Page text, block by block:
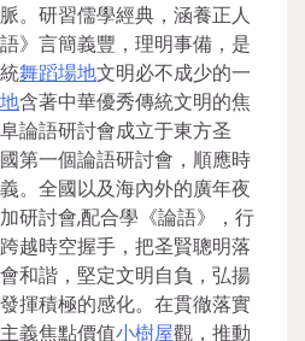
。研習儒學經典，涵養正人
》言簡義豐，理明事備，是
舞蹈場地文明必不成少的一
含著中華優秀傳統文明的焦
論語研討會成立于東方圣
第一個論語研討會，順應時
。全國以及海內外的廣年夜
研討會,配合學《論語》，行
越時空握手，把圣賢聰明落
和諧，堅定文明自負，弘揚
揮積極的感化。在貫徹落實
義焦點價值小樹屋觀，推動